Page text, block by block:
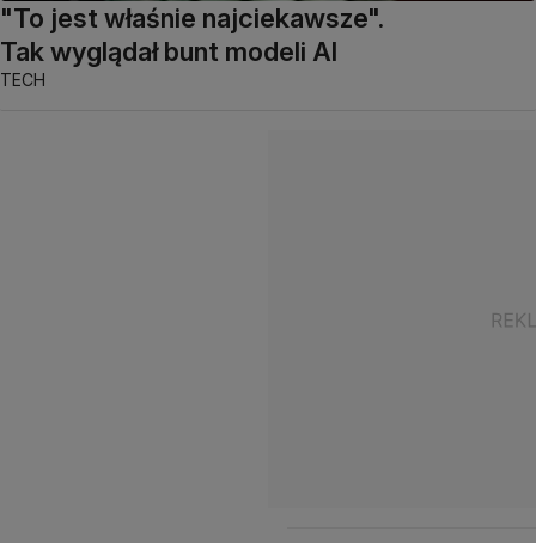
"To jest właśnie najciekawsze".
Tak wyglądał bunt modeli AI
TECH